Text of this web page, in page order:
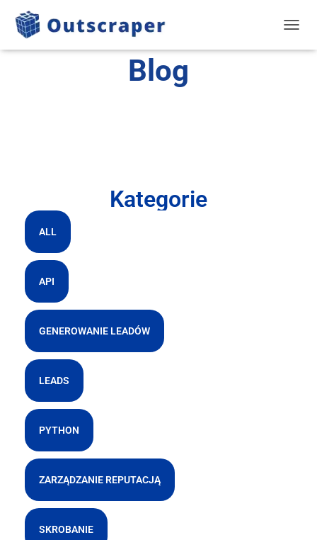
Blog
Kategorie
ALL
API
GENEROWANIE LEADÓW
LEADS
PYTHON
ZARZĄDZANIE REPUTACJĄ
SKROBANIE